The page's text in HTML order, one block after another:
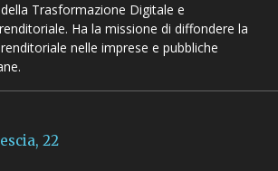
Trasformazione Digitale e
Ha la missione di diffondere la
nelle imprese e pubbliche
22